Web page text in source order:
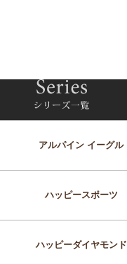
アルパイン イーグル
ハッピースポーツ
ハッピーダイヤモンド